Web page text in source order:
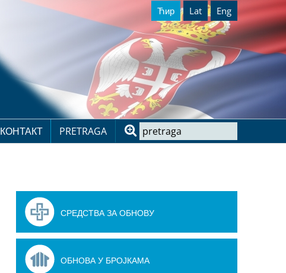
Ћир Lat Eng
КОНТАКТ PRETRAGA
СРЕДСТВА ЗА ОБНОВУ
ОБНОВА У БРОЈКАМА